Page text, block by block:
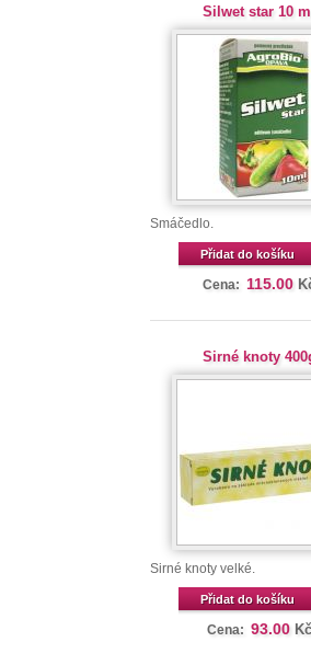
Silwet star 10
Smáčedlo.
Přidat do košíku
Cena: 115.00
Sirné knoty
Sirné knoty velké.
Přidat do košíku
Cena: 93.00 Kč